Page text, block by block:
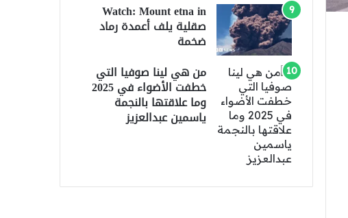
Watch: Mount etna in
صقلية يلف أعمدة رماد
ضخمة
من هي لينا صوفيا التي
خطفت الأضواء في 2025
وما علاقتها بالنجمة
ياسمين عبدالعزيز